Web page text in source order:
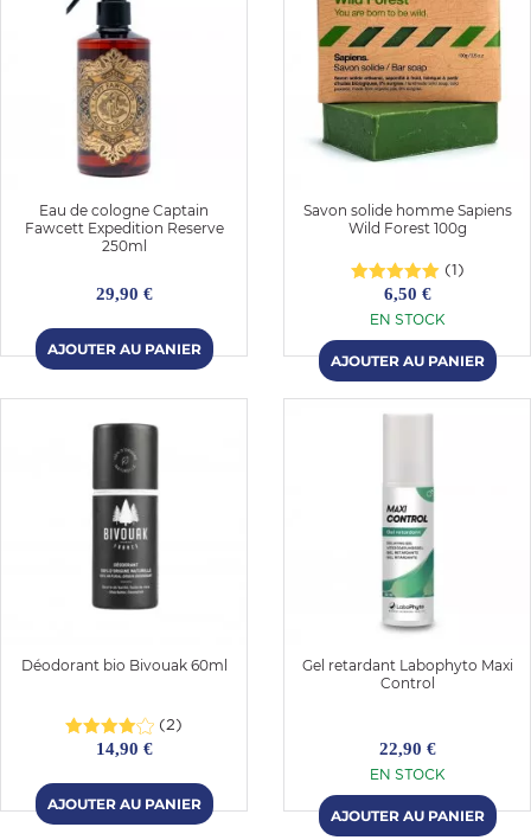
Eau de cologne Captain
Fawcett Expedition Reserve
250ml
29,90 €
Savon solide homme Sapiens
Wild Forest 100g
(1)
6,50 €
EN STOCK
Déodorant bio Bivouak 60ml
(2)
14,90 €
Gel retardant Labophyto Maxi
Control
22,90 €
EN STOCK